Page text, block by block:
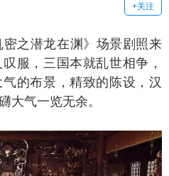
+关注
潜龙在渊》场景剧照来
服，三国本就乱世相争，
的布景，精致的陈设，汉
大气一览无余。